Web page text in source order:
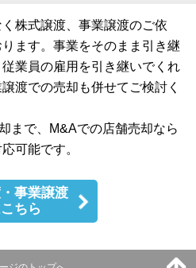
株式譲渡、事業譲渡のご依
ます。事業をそのまま引き継
業員の雇用を引き継いでくれ
渡での売却も併せてご検討く
まで、M&Aでの店舗売却なら
可能です。
事業譲渡
ちら